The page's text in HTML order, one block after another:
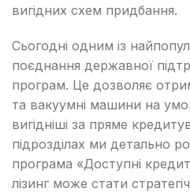
вигідних схем придбання.
Сьогодні одним із
поєднання державної
програм. Це дозволяє
та вакуумні машини на
вигідніші за пряме
підрозділах ми детально
програма «Доступні
лізинг може стати